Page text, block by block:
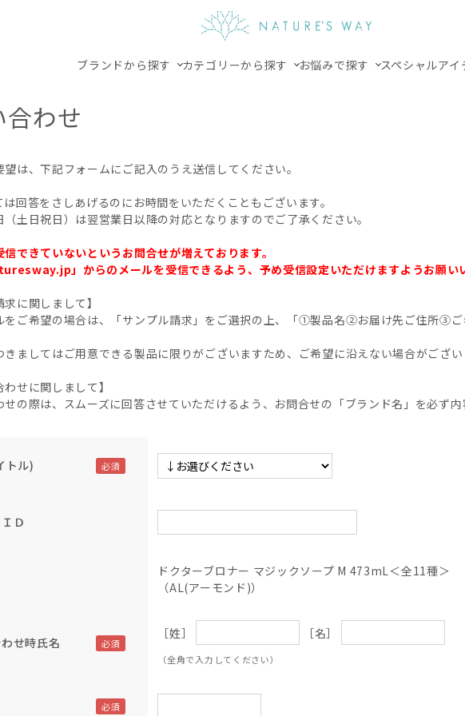
ブランドから探す カテゴリーから探す お悩みで探す スペシャルアイ
合わせ
は、下記フォームにご記入のうえ送信してください。
回答をさしあげるのにお時間をいただくこともございます。
（土日祝日）は翌営業日以降の対応となりますのでご了承ください。
できていないというお問合せが増えております。
」からのメールを受信できるよう、予め受信設定いただけますようお願い
求に関しまして】
をご希望の場合は、「サンプル請求」をご選択の上、「①製品名②お届け先ご住所③
きましてはご用意できる製品に限りがございますため、ご希望に沿えない場合がござい
わせに関しまして】
の際は、スムーズに回答させていただけるよう、お問合せの「ブランド名」を必ず内
トル)
Ｄ
ドクターブロナー マジックソープ M 473mL＜全11種＞
（AL(アーモンド)）
せ時氏名
［姓］ ［名］
（全角で入力してください）